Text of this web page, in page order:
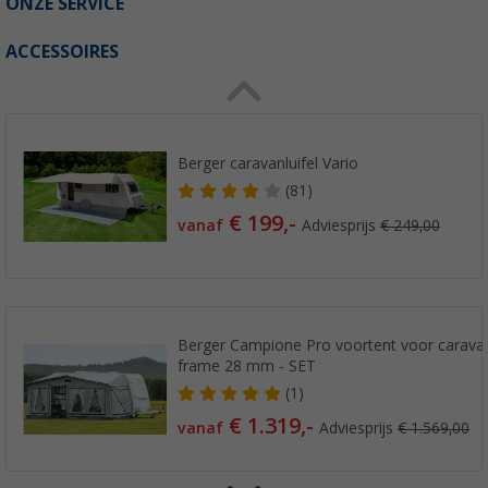
ONZE SERVICE
ACCESSOIRES
Berger caravanluifel Vario
(81)
vanaf € 199,-Adviesprijs€ 249,00
Berger Campione Pro voortent voor
frame 28 mm - SET
(1)
vanaf € 1.319,-Adviesprijs€ 1.569,00